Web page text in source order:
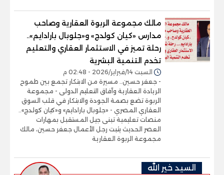
مالك مجموعة الربوة العقارية وصاحب
مدارس «كيان كولدج» و«جلوبال بارادايم»..
رحلة تميز في الاستثمار العقاري والتعليم
تخدم التنمية البشرية
السبت 14/فبراير/2026 - 02:48 م
- جعفر حسين.. مسيرة من الابتكار تجمع بين طموح
الريادة العقارية وآفاق التعليم الدولى - مجموعة
الربوة تضع بصمة الجودة والابتكار في قلب السوق
العقاري المصري - «جلوبال بارادايم» و«كيان كولدج»..
منصات تعليمية تبنى جيل المستقبل بمهارات
العصر الحديث يثبت رجل الأعمال جعفر حسين، مالك
مجموعة الربوة العقارية
السيد خير الله